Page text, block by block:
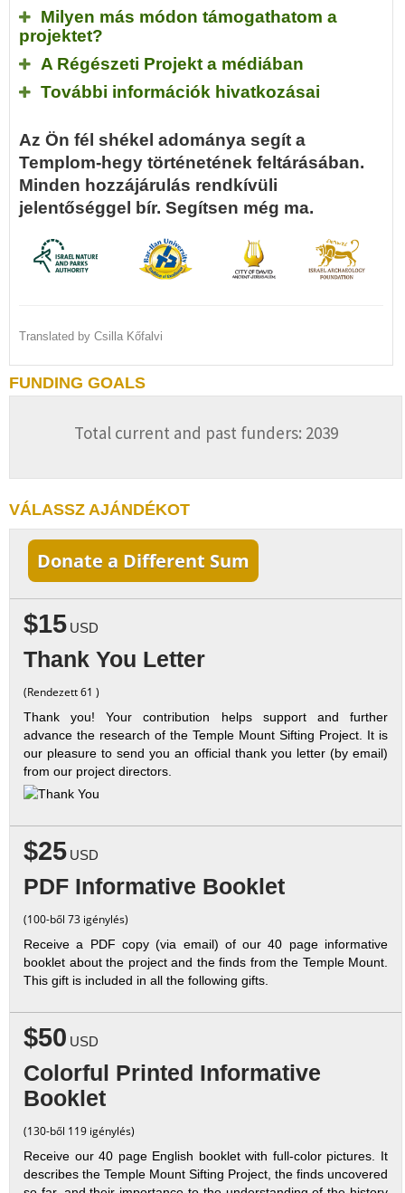
Milyen más módon támogathatom a
projektet?
A Régészeti Projekt a médiában
További információk hivatkozásai
Az Ön fél shékel adománya segít a
Templom-hegy történetének feltárásában.
Minden hozzájárulás rendkívüli
jelentőséggel bír. Segítsen még ma.
Translated by Csilla Kőfalvi
FUNDING GOALS
Total current and past funders: 2039
VÁLASSZ AJÁNDÉKOT
Donate a Different Sum
$15 USD
Thank You Letter
(Rendezett 61 )
Thank you! Your contribution helps support and further
advance the research of the Temple Mount Sifting Project. It is
our pleasure to send you an official thank you letter (by email)
from our project directors.
$25 USD
PDF Informative Booklet
(100-ből 73 igénylés)
Receive a PDF copy (via email) of our 40 page informative
booklet about the project and the finds from the Temple Mount.
This gift is included in all the following gifts.
$50 USD
Colorful Printed Informative
Booklet
(130-ből 119 igénylés)
Receive our 40 page English booklet with full-color pictures. It
describes the Temple Mount Sifting Project, the finds uncovered